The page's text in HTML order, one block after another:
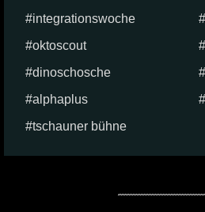
integrationswoche
oktoscout
dinoschosche
alphaplus
tschauner bühne